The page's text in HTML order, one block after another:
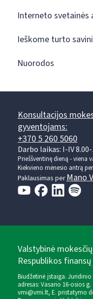
Interneto
Ieškome turto
Nuorodos
Konsultacijos
gyventojams:
+370 5 260 5060
Darbo laikas: I-IV 8.00-
Prieššventinę dieną - viena
Kiekvieno mėnesio antrą
Paklausimas perMano
Valstybinė
Respublikos
Biudžetinė įstaiga. Juridinio
adresas: Vasario 16-osios
vmi@vmi.lt, E. pristatymo